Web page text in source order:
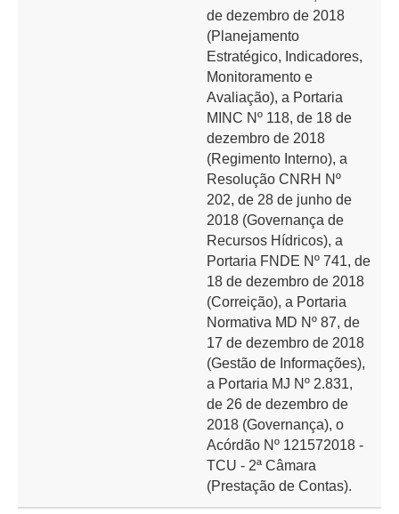
de dezembro de 2018
(Planejamento
Estratégico, Indicadores,
Monitoramento e
Avaliação), a Portaria
MINC Nº 118, de 18 de
dezembro de 2018
(Regimento Interno), a
Resolução CNRH Nº
202, de 28 de junho de
2018 (Governança de
Recursos Hídricos), a
Portaria FNDE Nº 741, de
18 de dezembro de 2018
(Correição), a Portaria
Normativa MD Nº 87, de
17 de dezembro de 2018
(Gestão de Informações),
a Portaria MJ Nº 2.831,
de 26 de dezembro de
2018 (Governança), o
Acórdão Nº 121572018 -
TCU - 2ª Câmara
(Prestação de Contas).